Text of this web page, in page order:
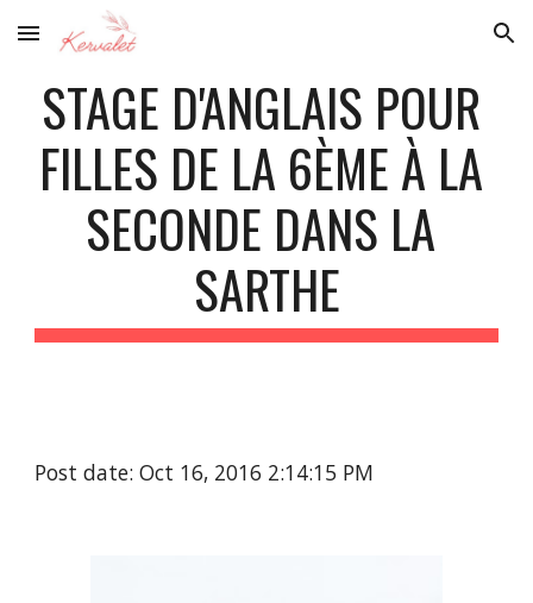
Skip to main content Skip to navigation
STAGE D'ANGLAIS POUR
FILLES DE LA 6ÈME À LA
SECONDE DANS LA
SARTHE
Post date: Oct 16, 2016 2:14:15 PM